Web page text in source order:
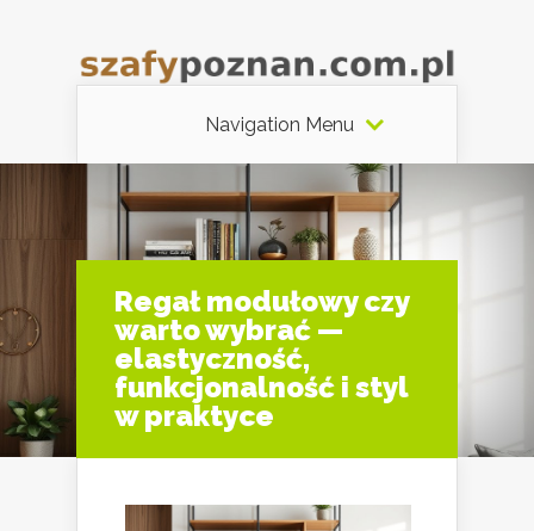
Navigation Menu
Regał modułowy czy
warto wybrać —
elastyczność,
funkcjonalność i styl
w praktyce